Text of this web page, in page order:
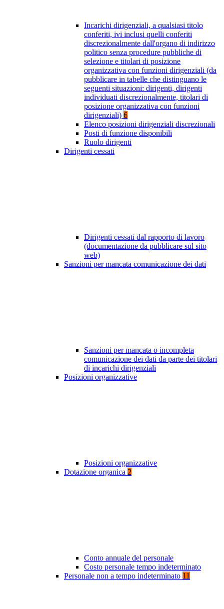
Incarichi dirigenziali, a qualsiasi titolo
conferiti, ivi inclusi quelli conferiti
discrezionalmente dall'organo di indirizzo
politico senza procedure pubbliche di
selezione e titolari di posizione
organizzativa con funzioni dirigenziali (da
pubblicare in tabelle che distinguano le
seguenti situazioni: dirigenti, dirigenti
individuati discrezionalmente, titolari di
posizione organizzativa con funzioni
dirigenziali) 6
Elenco posizioni dirigenziali discrezionali
Posti di funzione disponibili
Ruolo dirigenti
Dirigenti cessati
Dirigenti cessati dal rapporto di lavoro
(documentazione da pubblicare sul sito
web)
Sanzioni per mancata comunicazione dei dati
Sanzioni per mancata o incompleta
comunicazione dei dati da parte dei titolari
di incarichi dirigenziali
Posizioni organizzative
Posizioni organizzative
Dotazione organica 2
Conto annuale del personale
Costo personale tempo indeterminato
Personale non a tempo indeterminato 11